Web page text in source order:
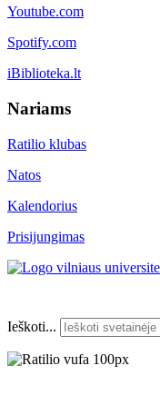
Youtube.com
Spotify.com
iBiblioteka.lt
Nariams
Ratilio klubas
Natos
Kalendorius
Prisijungimas
Ieškoti...